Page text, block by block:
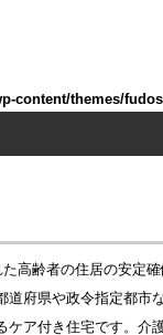
content/themes/
高齢者の住居の安定
府県や政令指定都市
ケア付き住宅です。介